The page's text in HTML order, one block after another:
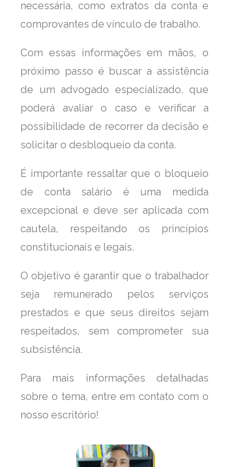
necessária, como extratos da conta e
comprovantes de vínculo de trabalho.
Com essas informações em mãos, o
próximo passo é buscar a assistência
de um advogado especializado, que
poderá avaliar o caso e verificar a
possibilidade de recorrer da decisão e
solicitar o desbloqueio da conta.
É importante ressaltar que o bloqueio
de conta salário é uma medida
excepcional e deve ser aplicada com
cautela, respeitando os princípios
constitucionais e legais.
O objetivo é garantir que o trabalhador
seja remunerado pelos serviços
prestados e que seus direitos sejam
respeitados, sem comprometer sua
subsistência.
Para mais informações detalhadas
sobre o tema, entre em contato com o
nosso escritório!